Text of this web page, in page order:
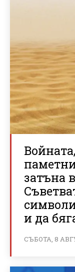
затъна
и да
СЪБОТА, 8